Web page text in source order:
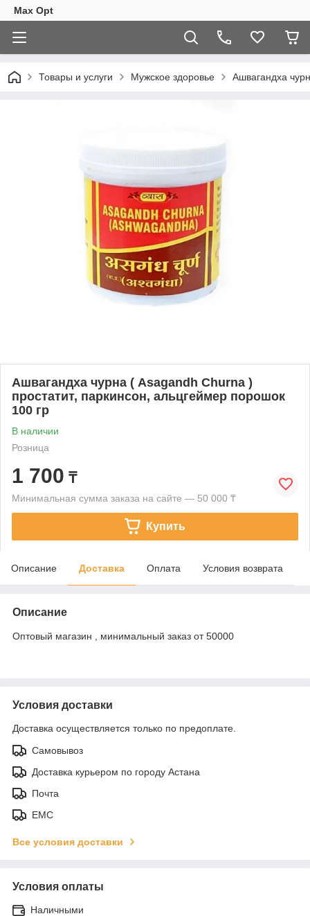
Max Opt
Товары и услуги Мужское здоровье Ашвагандха
Ашвагандха чурна ( Asagandh Churna )
простатит, паркинсон, альцгеймер порошок
100 гр
В наличии
Розница
1 700 ₸
Минимальная сумма заказа на сайте — 50 000 ₸
Купить
Описание Доставка Оплата Условия возврата
Описание
Оптовый магазин , минимальный заказ от 50000
Условия доставки
Доставка осуществляется только по предоплате.
Самовывоз
Доставка курьером по городу Астана
Почта
ЕМС
Все условия доставки
Условия оплаты
Наличными